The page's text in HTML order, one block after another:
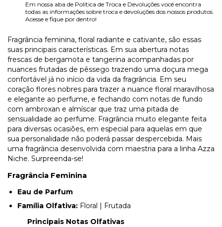
Em nossa aba de Política de Troca e Devoluções você encontra
todas as informações sobre troca e devoluções dos nossos produtos.
Acesse e fique por dentro!
Fragrância feminina, floral radiante e cativante, são essas
suas principais características. Em sua abertura notas
frescas de bergamota e tangerina acompanhadas por
nuances frutadas de pêssego trazendo uma doçura mega
confortável já no início da vida da fragrância. Em seu
coração flores nobres para trazer a nuance floral maravilhosa
e elegante ao perfume, e fechando com notas de fundo
com ambroxan e almíscar que traz uma pitada de
sensualidade ao perfume. Fragrância muito elegante feita
para diversas ocasiões, em especial para aquelas em que
sua personalidade não poderá passar despercebida. Mais
uma fragrância desenvolvida com maestria para a linha Azza
Niche. Surpreenda-se!
Fragrância Feminina
Eau de Parfum
Família Olfativa: Floral | Frutada
Principais Notas Olfativas